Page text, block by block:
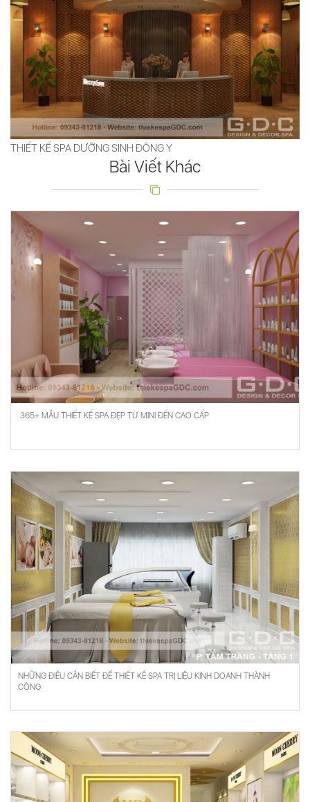
THIẾT KẾ SPA DƯỠNG SINH ĐÔNG Y
Bài Viết Khác
365+ MẪU THIẾT KẾ SPA ĐẸP TỪ MINI ĐẾN CAO CẤP
NHỮNG ĐIỀU CẦN BIẾT ĐỂ THIẾT KẾ SPA TRỊ LIỆU KINH DOANH THÀNH
CÔNG